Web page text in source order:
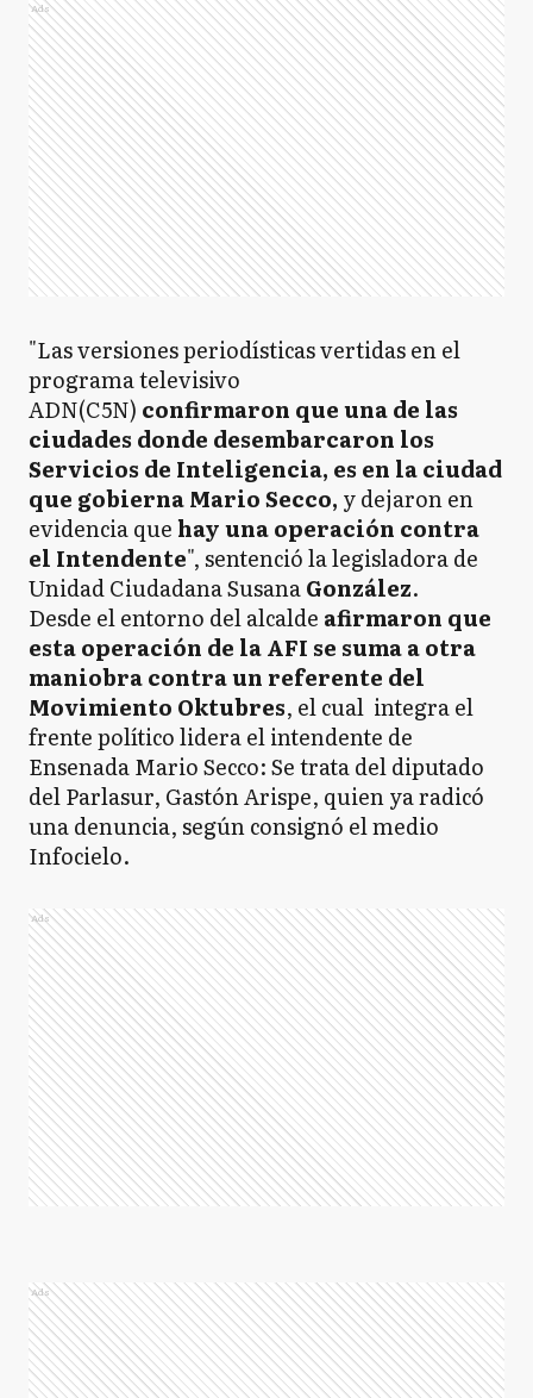
Ads
"Las versiones periodísticas vertidas en el
programa televisivo
ADN(C5N) confirmaron que una de las
ciudades donde desembarcaron los
Servicios de Inteligencia, es en la ciudad
que gobierna Mario Secco, y dejaron en
evidencia que hay una operación contra
el Intendente", sentenció la legisladora de
Unidad Ciudadana SusanaGonzález.
Desde el entorno del alcalde afirmaron que
esta operación de la AFI se suma a otra
maniobra contra un referente del
Movimiento Oktubres, el cual integra el
frente político lidera el intendente de
Ensenada Mario Secco: Se trata del diputado
del Parlasur, Gastón Arispe, quien ya radicó
una denuncia, según consignó el medio
Infocielo.
Ads
Ads